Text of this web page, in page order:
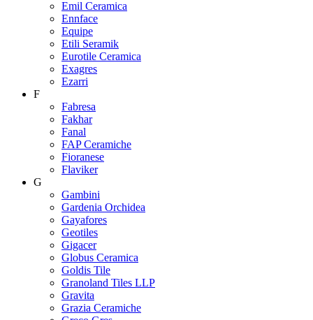
Emil Ceramica
Ennface
Equipe
Etili Seramik
Eurotile Ceramica
Exagres
Ezarri
F
Fabresa
Fakhar
Fanal
FAP Ceramiche
Fioranese
Flaviker
G
Gambini
Gardenia Orchidea
Gayafores
Geotiles
Gigacer
Globus Ceramica
Goldis Tile
Granoland Tiles LLP
Gravita
Grazia Ceramiche